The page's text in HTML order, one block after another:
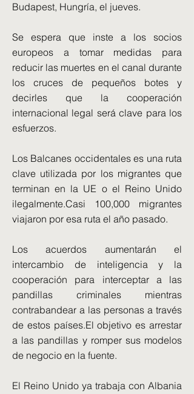
Budapest, Hungría, el jueves.
Se espera que inste a los socios
europeos a tomar medidas para
reducir las muertes en el canal durante
los cruces de pequeños botes y
decirles que la cooperación
internacional legal será clave para los
esfuerzos.
Los Balcanes occidentales es una ruta
clave utilizada por los migrantes que
terminan en la UE o el Reino Unido
ilegalmente.Casi 100,000 migrantes
viajaron por esa ruta el año pasado.
Los acuerdos aumentarán el
intercambio de inteligencia y la
cooperación para interceptar a las
pandillas criminales mientras
contrabandear a las personas a través
de estos países.El objetivo es arrestar
a las pandillas y romper sus modelos
de negocio en la fuente.
El Reino Unido ya trabaja con Albania